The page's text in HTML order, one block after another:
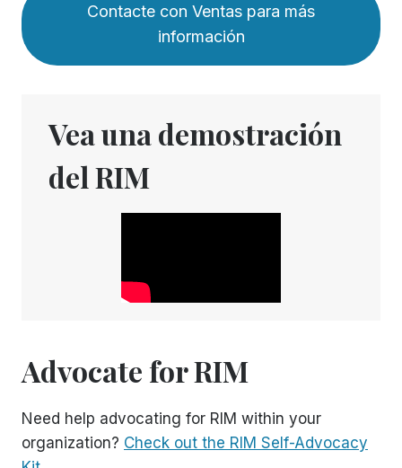
Contacte con Ventas para más
información
Vea una demostración
del RIM
Advocate for RIM
Need help advocating for RIM within your
organization? Check out the RIM Self-Advocacy